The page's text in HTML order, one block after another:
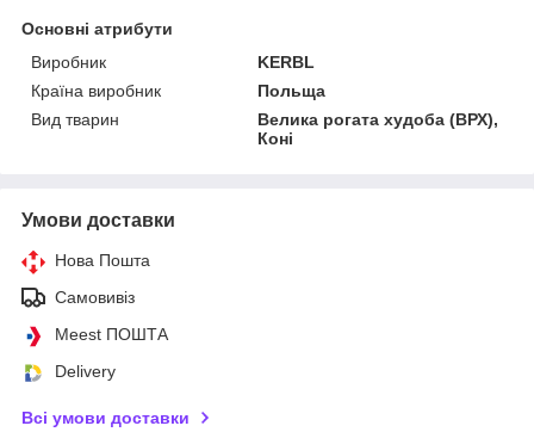
Основні атрибути
Виробник
KERBL
Країна виробник
Польща
Вид тварин
Велика рогата худоба (ВРХ),
Коні
Умови доставки
Нова Пошта
Самовивіз
Meest ПОШТА
Delivery
Всі умови доставки